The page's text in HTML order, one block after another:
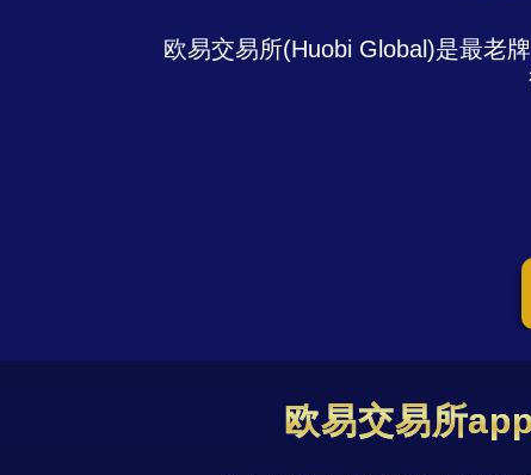
欧易交易所(Huobi Global)是最老
欧易交易所